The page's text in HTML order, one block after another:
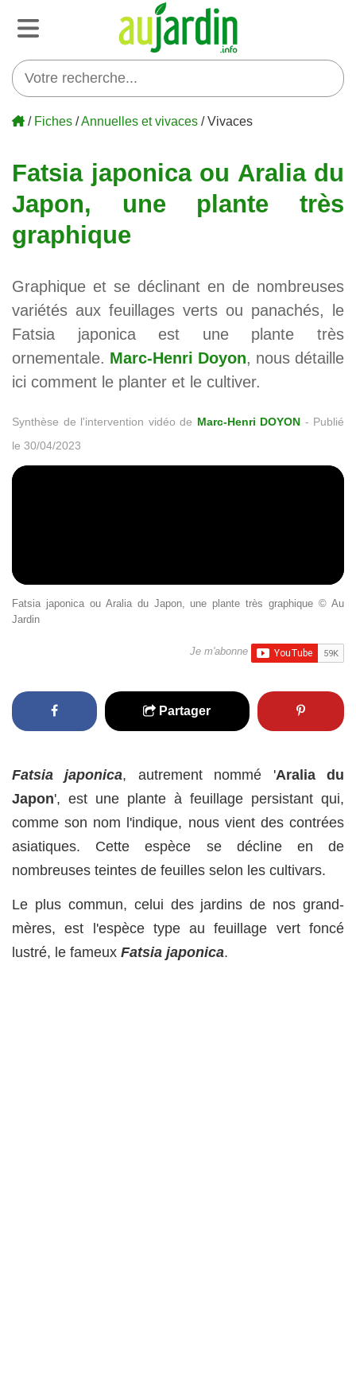
/ Fiches /Annuelles et vivaces / Vivaces
Fatsia japonica ou Aralia du
Japon, une plante très
graphique
Graphique et se déclinant en de nombreuses
variétés aux feuillages verts ou panachés, le
Fatsia japonica est une plante très
ornementale. Marc-Henri Doyon, nous détaille
ici comment le planter et le cultiver.
Synthèse de l'intervention vidéo de Marc-Henri DOYON - Publié
le 30/04/2023
Fatsia japonica ou Aralia du Japon, une plante très graphique © Au
Jardin
Je m'abonne
Partager
Fatsia japonica, autrement nommé 'Aralia du
Japon', est une plante à feuillage persistant qui,
comme son nom l'indique, nous vient des contrées
asiatiques. Cette espèce se décline en de
nombreuses teintes de feuilles selon les cultivars.
Le plus commun, celui des jardins de nos grand-
mères, est l'espèce type au feuillage vert foncé
lustré, le fameux Fatsia japonica.